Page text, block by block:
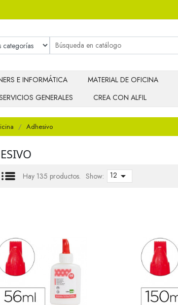
E INFORMÁTICA MATERIAL DE OFICINA
GENERALES CREA CON ALFIL
Adhesivo
Hay 135 productos. Show: 12 